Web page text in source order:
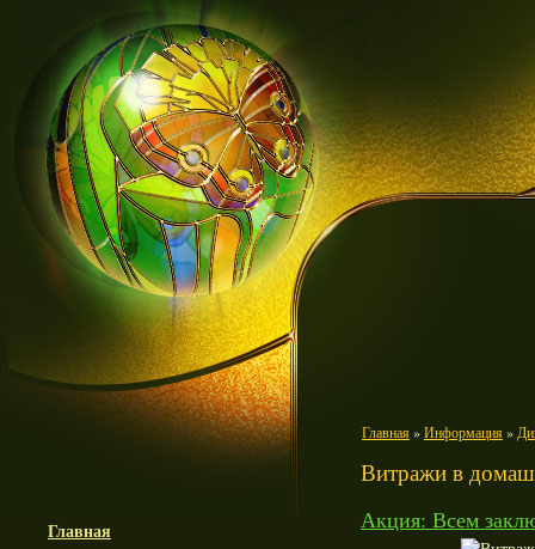
Главная»Информация»
Витражи в
Главная
Акция: Всем